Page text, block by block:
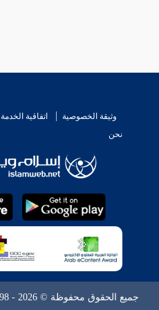
وثيقة الخصوصية اتفاقية الخدمة
نحن
جميع الحقوق محفوظة © 2026 - 1998 لشبكة إسلام ويب